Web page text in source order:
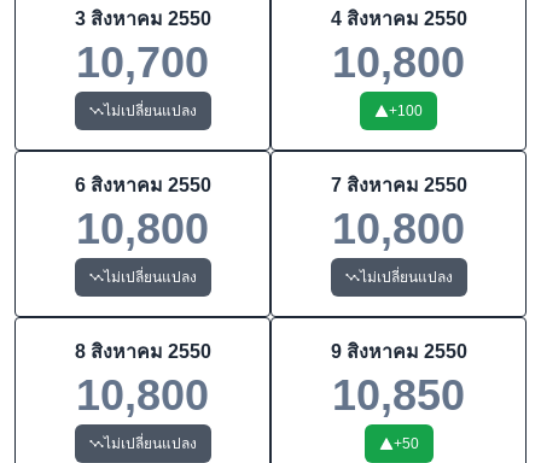
3 สิงหาคม 2550
10,700
ไม่เปลี่ยนแปลง
4 สิงหาคม 2550
10,800
+100
6 สิงหาคม 2550
10,800
ไม่เปลี่ยนแปลง
7 สิงหาคม 2550
10,800
ไม่เปลี่ยนแปลง
8 สิงหาคม 2550
10,800
ไม่เปลี่ยนแปลง
9 สิงหาคม 2550
10,850
+50